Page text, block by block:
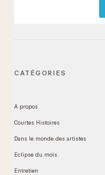
CATÉGORIES
A propos
Courtes Histoires
Dans le monde des artistes
Eclipse du mois
Entretien